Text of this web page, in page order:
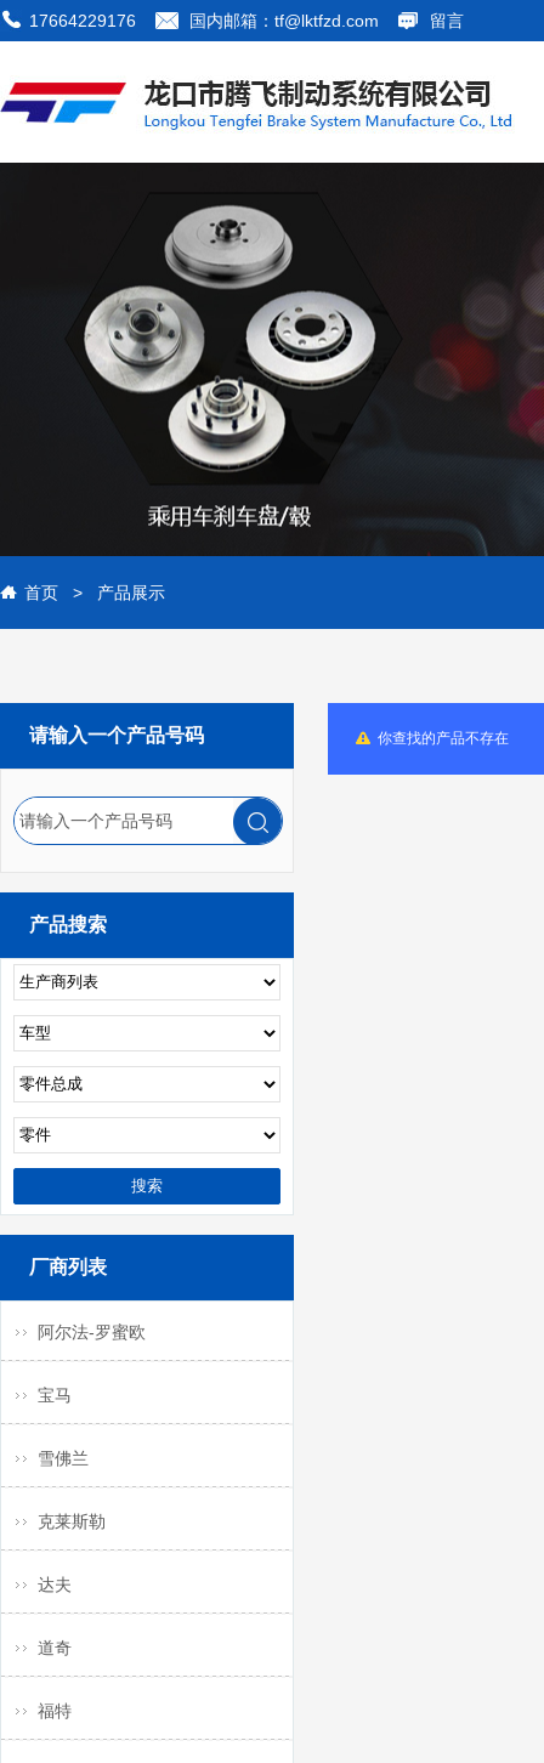
17664229176 国内邮箱：tf@lktfzd.com 留言
首页 > 产品展示
你查找的产品不存在
请输入一个产品号码
请输入一个产品号码
产品搜索
厂商列表
阿尔法-罗蜜欧
宝马
雪佛兰
克莱斯勒
达夫
道奇
福特